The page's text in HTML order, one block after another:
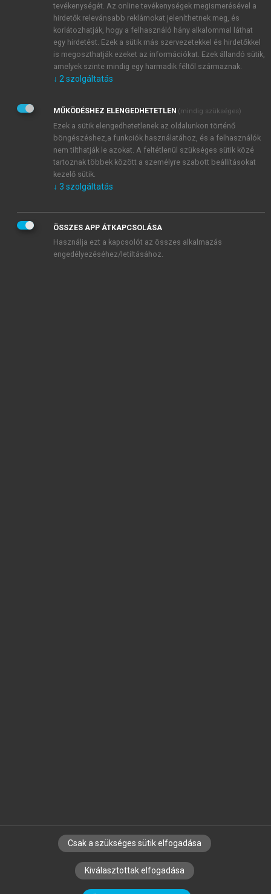
JELSZÓ ÚJRA
Kérek értesítést a MeRSZ újdonságairól, akcióiról.
Kérek értesítést az Akadémiai Kiadó Zrt. újdonságairól,
Adatkezelési tájékoztatóbanfoglaltakat tudomásul
veszem és elfogadom.
Általános vásárlási feltételeket, valamint a szotar.netés a
mersz.huoldalak licencszerződéseiben foglaltakat
tudomásul veszem és elfogadom.
KIPRÓBÁLOM
SZERZŐKNEK CÉGEKNEK KÖNYVTÁROSOKNAK
SZERKESZTÉSI ÉS LEKTORÁLÁSI ALAPELVEK
tevékenységét. Az online tevékenységek megismerésével a
hirdetők relevánsabb reklámokat jeleníthetnek meg, és
korlátozhatják, hogy a felhasználó hány alkalommal láthat
egy hirdetést. Ezek a sütik más szervezetekkel és hirdetőkkel
is megoszthatják ezeket az információkat. Ezek állandó sütik,
amelyek szinte mindig egy harmadik féltől származnak.
↓ 2 szolgáltatás
MŰKÖDÉSHEZ ELENGEDHETETLEN (mindig szükséges)
Ezek a sütik elengedhetetlenek az oldalunkon történő
böngészéshez,a funkciók használatához, és a felhasználók
nem tilthatják le azokat. A feltétlenül szükséges sütik közé
tartoznak többek között a személyre szabott beállításokat
kezelő sütik.
↓ 3 szolgáltatás
ÖSSZES APP ÁTKAPCSOLÁSA
Használja ezt a kapcsolót az összes alkalmazás
engedélyezéséhez/letiltásához.
Csak a szükséges sütik elfogadása
Kiválasztottak elfogadása